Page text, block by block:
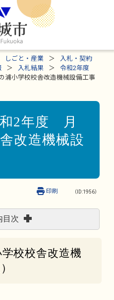
しごと・産業
入札・契約
入札結果
令和2年度
小学校校舎改造機械設備工事
2年度 月
改造機械設
（ID:1956）
印刷
目次
校校舎改造機